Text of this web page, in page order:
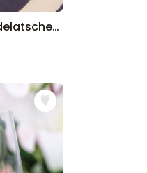
Personalisierbare Badelatschen mit zwei Zeilen